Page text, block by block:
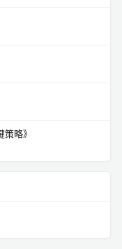
略》